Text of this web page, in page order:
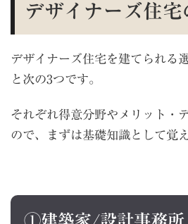
デザイナーズ住宅
デザイナーズ住宅を建てられる
と次の3つです。
それぞれ得意分野やメリット・
ので、まずは基礎知識として覚
①建築家/設計事務所